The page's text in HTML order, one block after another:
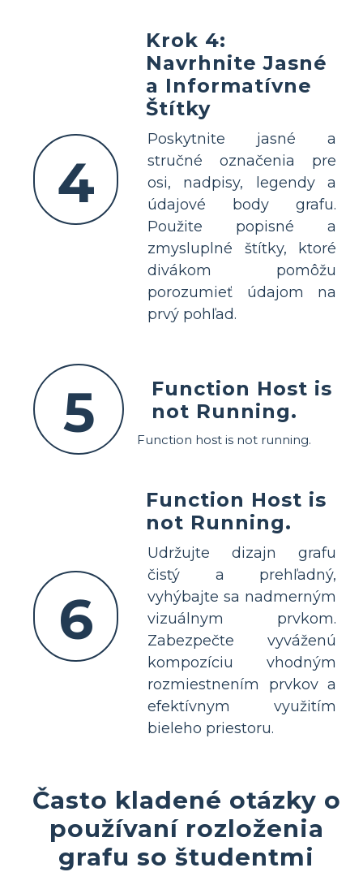
4
Krok 4:
Navrhnite Jasné
a Informatívne
Štítky
Poskytnite jasné a
stručné označenia pre
osi, nadpisy, legendy a
údajové body grafu.
Použite popisné a
zmysluplné štítky, ktoré
divákom pomôžu
porozumieť údajom na
prvý pohľad.
5
Function Host is
not Running.
Function host is not running.
6
Function Host is
not Running.
Udržujte dizajn grafu
čistý a prehľadný,
vyhýbajte sa nadmerným
vizuálnym prvkom.
Zabezpečte vyváženú
kompozíciu vhodným
rozmiestnením prvkov a
efektívnym využitím
bieleho priestoru.
Často kladené otázky o
používaní rozloženia
grafu so študentmi